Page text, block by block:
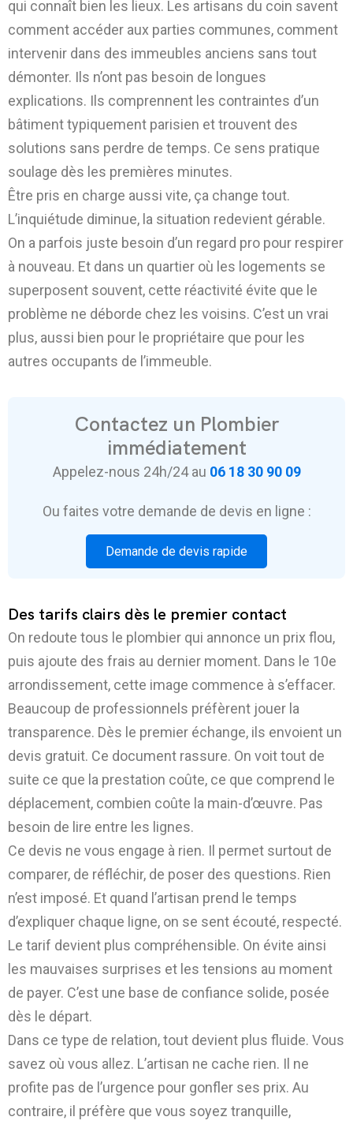
qui connaît bien les lieux. Les artisans du coin savent
comment accéder aux parties communes, comment
intervenir dans des immeubles anciens sans tout
démonter. Ils n’ont pas besoin de longues
explications. Ils comprennent les contraintes d’un
bâtiment typiquement parisien et trouvent des
solutions sans perdre de temps. Ce sens pratique
soulage dès les premières minutes.
Être pris en charge aussi vite, ça change tout.
L’inquiétude diminue, la situation redevient gérable.
On a parfois juste besoin d’un regard pro pour respirer
à nouveau. Et dans un quartier où les logements se
superposent souvent, cette réactivité évite que le
problème ne déborde chez les voisins. C’est un vrai
plus, aussi bien pour le propriétaire que pour les
autres occupants de l’immeuble.
Contactez un Plombier
immédiatement
Appelez-nous 24h/24 au 06 18 30 90 09
Ou faites votre demande de devis en ligne :
Demande de devis rapide
Des tarifs clairs dès le premier contact
On redoute tous le plombier qui annonce un prix flou,
puis ajoute des frais au dernier moment. Dans le 10e
arrondissement, cette image commence à s’effacer.
Beaucoup de professionnels préfèrent jouer la
transparence. Dès le premier échange, ils envoient un
devis gratuit. Ce document rassure. On voit tout de
suite ce que la prestation coûte, ce que comprend le
déplacement, combien coûte la main-d’œuvre. Pas
besoin de lire entre les lignes.
Ce devis ne vous engage à rien. Il permet surtout de
comparer, de réfléchir, de poser des questions. Rien
n’est imposé. Et quand l’artisan prend le temps
d’expliquer chaque ligne, on se sent écouté, respecté.
Le tarif devient plus compréhensible. On évite ainsi
les mauvaises surprises et les tensions au moment
de payer. C’est une base de confiance solide, posée
dès le départ.
Dans ce type de relation, tout devient plus fluide. Vous
savez où vous allez. L’artisan ne cache rien. Il ne
profite pas de l’urgence pour gonfler ses prix. Au
contraire, il préfère que vous soyez tranquille,